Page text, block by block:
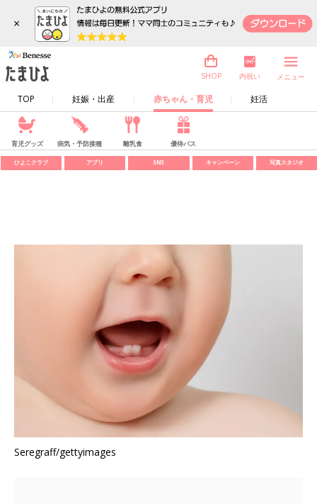
×
TOP 妊娠・出産 赤ちゃん・育児 妊活
SHOP 内祝い メニュー
育児グッズ 病気・予防接種 離乳食 優待パス
ひよこクラブ アプリ SNS キャンペーン 写真スタジオ
Seregraff/gettyimages